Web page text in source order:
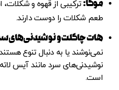
موکا:ترکیبی از قهوه و شکلات،
طعم شکلات را دوست دارند.
هات چاکلت و نوشیدنی‌های
نمی‌نوشند یا به دنبال تنوع
نوشیدنی‌های سرد مانند آیس
است.